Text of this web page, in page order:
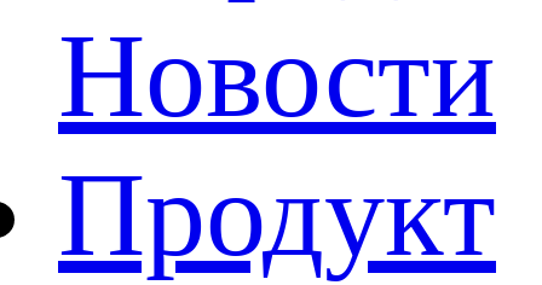
Новости
Продукт